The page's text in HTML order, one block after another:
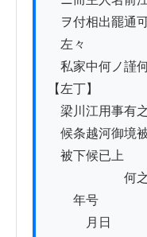
ヲ付相出罷通
左々
私家中何ノ謹
【左丁】
梁川江用事有
候条越河御境
被下候已上
何之謹
年号
月日